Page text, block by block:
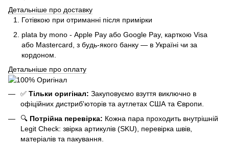
Детальніше про доставку
Готівкою при отриманні після примірки
plata by mono - Apple Pay або Google Pay, карткою Visa
або Mastercard, з будь-якого банку — в Україні чи за
кордоном.
Детальніше про оплату
✅ Тільки оригінал: Закуповуємо взуття виключно в
офіційних дистриб'юторів та аутлетах США та Європи.
🔍 Потрійна перевірка: Кожна пара проходить внутрішній
Legit Check: звірка артикулів (SKU), перевірка швів,
матеріалів та пакування.